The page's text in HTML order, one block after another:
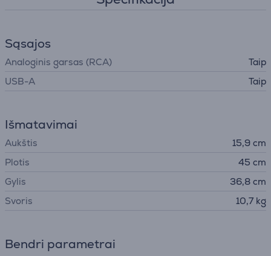
Sąsajos
Analoginis garsas (RCA)
Taip
USB-A
Taip
Išmatavimai
Aukštis
15,9 cm
Plotis
45 cm
Gylis
36,8 cm
Svoris
10,7 kg
Bendri parametrai